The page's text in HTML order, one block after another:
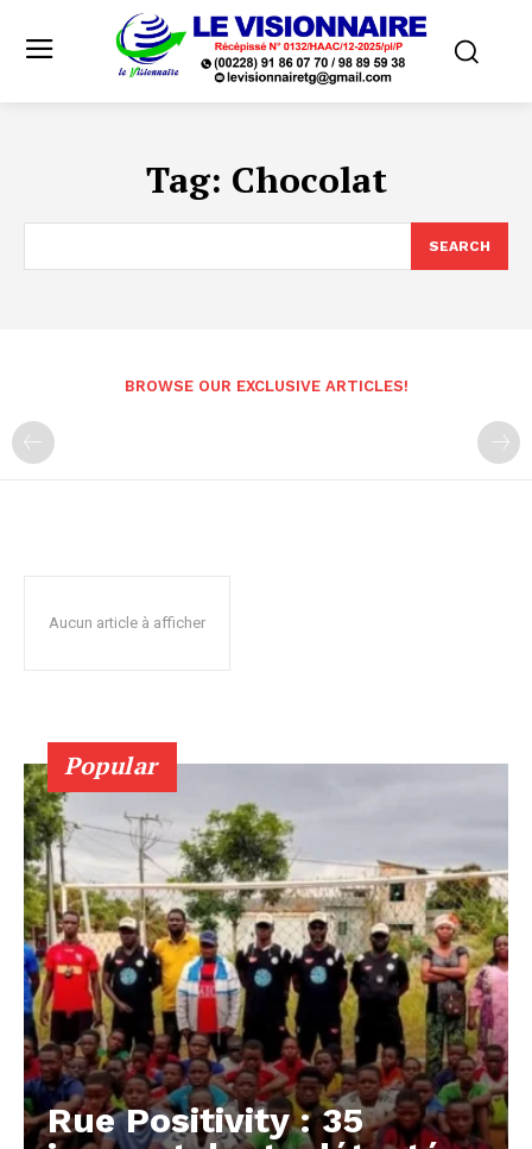
Tag: Chocolat
SEARCH
BROWSE OUR EXCLUSIVE ARTICLES!
Aucun article à afficher
Popular
Rue Positivity : 35